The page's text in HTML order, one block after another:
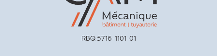
RBQ 5716-1101-01